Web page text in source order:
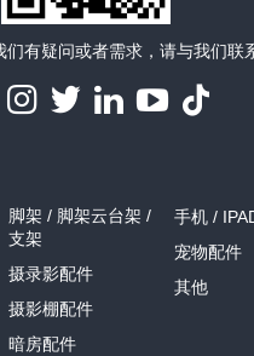
们有疑问或者需求，请与我们联
脚架 / 脚架云台架 /
支架
摄录影配件
摄影棚配件
暗房配件
手机 /
宠物配件
其他